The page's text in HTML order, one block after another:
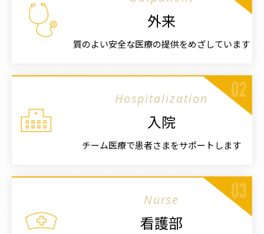
外来
質のよい安全な医療の提供をめざしています
Hospitalization
入院
チーム医療で患者さまをサポートします
Nurse
看護部